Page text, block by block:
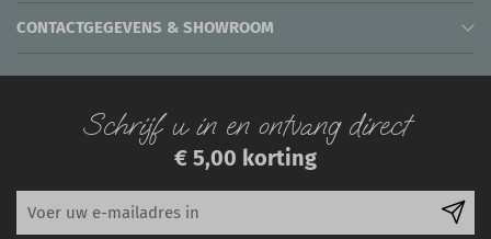
CONTACTGEGEVENS & SHOWROOM
Schrijf u in en ontvang direct
€ 5,00 korting